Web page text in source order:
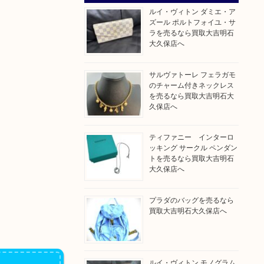
ルイ・ヴィトン ダミエ・ア
ズール ポルトフォイユ・サ
ラを売るなら買取大吉明石
大久保店へ
サルヴァトーレ フェラガモ
のチャーム付きネックレス
を売るなら買取大吉明石大
久保店へ
ティファニー インターロ
ッキング サークル ペンダン
トを売るなら買取大吉明石
大久保店へ
プラダのバッグを売るなら
買取大吉明石大久保店へ